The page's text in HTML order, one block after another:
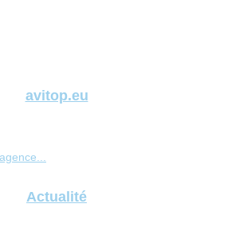
avitop.eu
Actualité